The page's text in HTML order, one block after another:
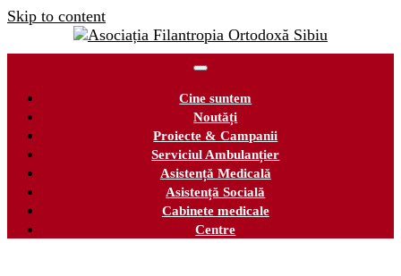
Skip to content
Cine suntem
Noutăți
Proiecte & Campanii
Serviciul Ambulanțier
Asistență Medicală
Asistență Socială
Cabinete medicale
Centre